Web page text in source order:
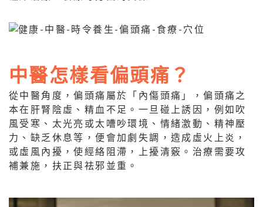
中醫怎樣看偏頭痛？
從中醫角度，偏頭痛屬於「內傷頭痛」，偏頭痛之
本在肝腎陰虛、精血不足。一旦碰上誘因，例如吹
風受寒、太光亮或太嘈吵環境、情緒激動、精神壓
力、缺乏休息等，便會加劇失調，造成虛火上炎，
或虛風內擾，使經絡阻滯，上擾清竅。治療需要攻
補兼施，扶正與祛邪並重。